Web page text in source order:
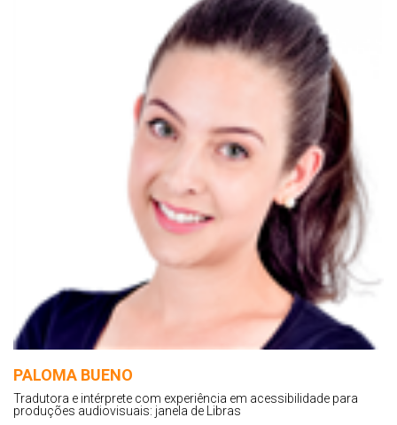
PALOMA BUENO
Tradutora e intérprete com experiência em acessibilidade para
produções audiovisuais: janela de Libras